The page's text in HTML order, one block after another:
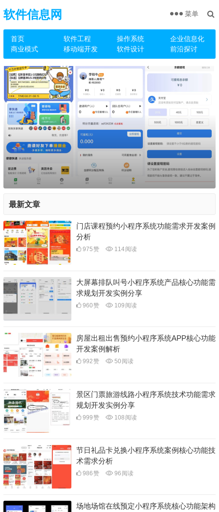
软件信息网
首页 软件工程 操作系统
企业信息化
商业模式
移动端开发 软件设计 前沿探讨
菜单
最新文章
门店课程预约小程序系统功能需求开发案例
分析
975赞 114阅读
大屏幕排队叫号小程序系统产品核心功能需
求规划开发实例分享
960赞 109 阅读
房屋出租出售预约小程序系统APP核心功能
开发案例解析
992赞 50 阅读
景区门票旅游线路小程序系统技术功能需求
规划开发实例分享
999赞 108 阅读
节日礼品卡兑换小程序系统案例核心功能技
术需求分析
986赞 96 阅读
场地场馆在线预定小程序系统核心功能架构